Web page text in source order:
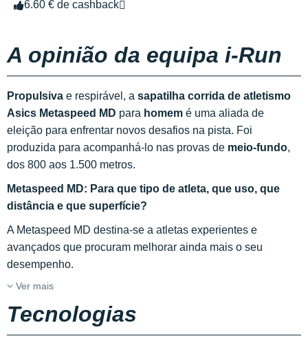
6.60 € de cashback
A opinião da equipa i-Run
Propulsiva e respirável, a sapatilha corrida de atletismo
Asics Metaspeed MD para homem é uma aliada de
eleição para enfrentar novos desafios na pista. Foi
produzida para acompanhá-lo nas provas de meio-fundo,
dos 800 aos 1.500 metros.
Metaspeed MD: Para que tipo de atleta, que uso, que
distância e que superfície?
A Metaspeed MD destina-se a atletas experientes e
avançados que procuram melhorar ainda mais o seu
desempenho.
Ver mais
Tecnologias